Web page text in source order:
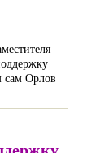
сам Орлов